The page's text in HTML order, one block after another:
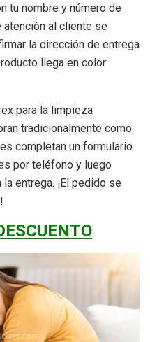
tu nombre y número de
atención al cliente se
la dirección de entrega
llega en color
para la limpieza
tradicionalmente como
completan un formulario
por teléfono y luego
entrega. ¡El pedido se